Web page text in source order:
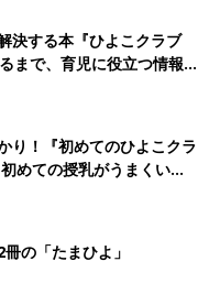
決する本『ひよこクラブ
で、育児に役立つ情報が
り！『初めてのひよこクラ
めての授乳がうまくい
本と夏のトラブル 解決テ
の「たまひよ」